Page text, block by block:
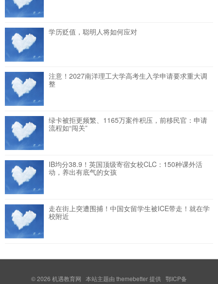
学历贬值，聪明人将如何应对
注意！2027南洋理工大学高考生入学申请要求重大调
整
绿卡被拒更频繁、1165万案件积压，前移民官：申请
流程如“闯关”
IB均分38.9！英国顶级寄宿女校CLC：150种课外活
动，养出有底气的女孩
走在街上突遭围捕！中国女留学生被ICE带走！就在学
校附近
© 2026 机遇教育网 本站主题由 themebetter提供 鄂ICP备